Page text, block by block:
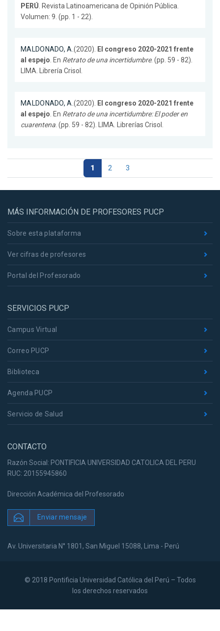
PERÚ. Revista Latinoamericana de Opinión Pública.
Volumen: 9. (pp. 1 - 22).
MALDONADO, A.(2020). El congreso 2020-2021 frente
al espejo. En Retrato de una incertidumbre. (pp. 59 - 82).
LIMA. Librería Crisol.
MALDONADO, A.(2020). El congreso 2020-2021 frente
al espejo. En Retrato de una incertidumbre: El poder en
cuarentena. (pp. 59 - 82). LIMA. Librerías Crisol.
1 2 3
MÁS INFORMACIÓN DE PROFESORES PUCP
Sobre esta plataforma
Ver cifras de profesores
Portal del Profesorado
SERVICIOS PUCP
Campus Virtual
Correo PUCP
Biblioteca
Agenda PUCP
Servicio de Salud
CONTACTO
Razón Social: PONTIFICIA UNIVERSIDAD CATOLICA DEL PERU
RUC: 20155945860
Dirección Académica del Profesorado
Enviar mensaje
Av. Universitaria N° 1801, San Miguel 15088, Lima - Perú
© 2018 Pontificia Universidad Católica del Perú – Todos
los derechos reservados